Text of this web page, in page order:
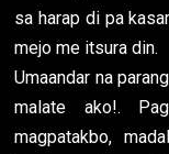
sa harap di pa
mejo me itsura din.
Umaandar na
malate ako!.
magpatakbo,